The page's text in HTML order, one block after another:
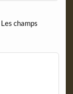
Les champs